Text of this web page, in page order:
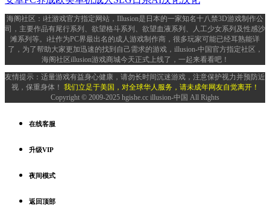
海阁社区：i社游戏官方指定网站，Illusion是日本的一家知名十八禁3D游戏制作公
司，主要作品有尾行系列、欲望格斗系列、欲望血液系列、人工少女系列及性感沙
滩系列等。i社作为PC界最出名的成人游戏制作商，很多玩家可能已经耳熟能详
了，为了帮助大家更加迅速的找到自己需求的游戏，illusion-中国官方指定社区，
海阁社区illusion游戏商城今天正式上线了，一起来看看吧！
友情提示：适量游戏有益身心健康，请勿长时间沉迷游戏，注意保护视力并预防近
视，保重身体！ 我们立足于美国，对全球华人服务，请未成年网友自觉离开！
Copyright © 2009-2025 hgishe.cc illusion-中国 All Rights
在线客服
升级VIP
夜间模式
返回顶部